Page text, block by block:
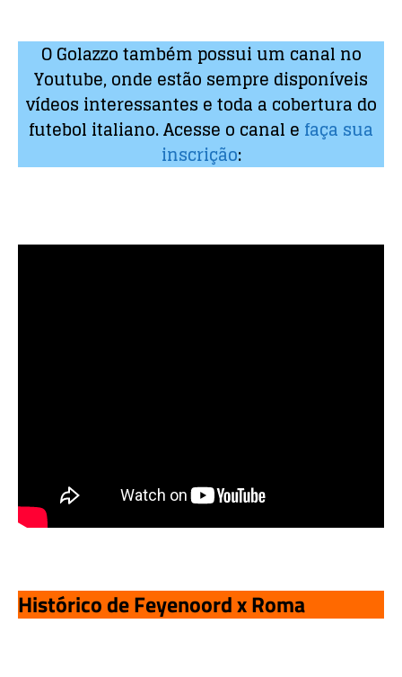
O Golazzo também possui um canal no
Youtube, onde estão sempre disponíveis
vídeos interessantes e toda a cobertura do
futebol italiano. Acesse o canal e faça sua
inscrição:
Histórico de Feyenoord x Roma